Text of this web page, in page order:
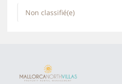
Non classifié(e)